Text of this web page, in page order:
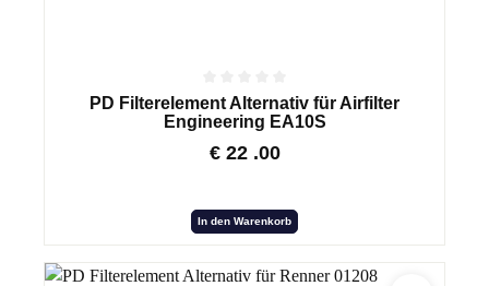
PD Filterelement Alternativ für Airfilter
Engineering EA10S
€ 22 .00
In den Warenkorb